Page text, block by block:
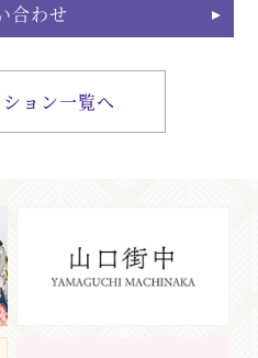
合わせ
ョン一覧へ